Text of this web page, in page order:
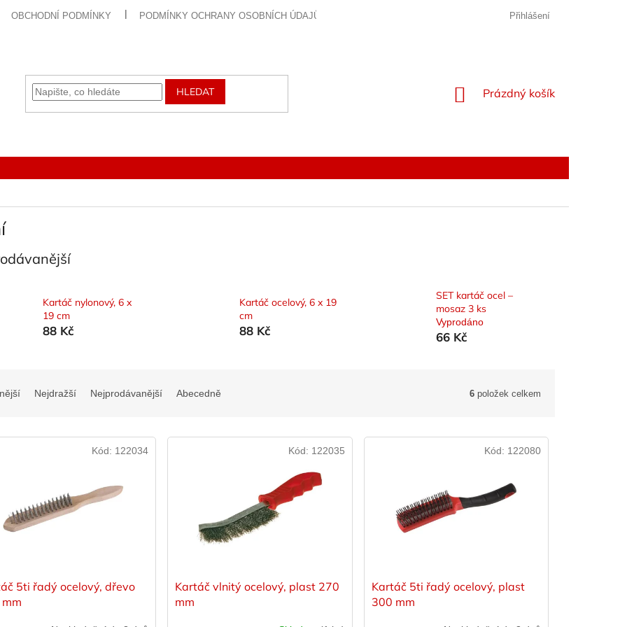
OBCHODNÍ PODMÍNKY PODMÍNKY OCHRANY OSOBNÍCH ÚDAJŮ Přihlášení
HLEDAT
NÁKUPNÍ
Prázdný košík
Kartáč nylonový, 6 x
19 cm
88 Kč
Kartáč ocelový, 6 x 19
cm
88 Kč
SET kartáč ocel –
mosaz 3 ks
Vyprodáno
66 Kč
Nejdražší Nejprodávanější Abecedně 6 položek celkem
5ti řadý ocelový, dřevo
Kód: 122034
Kartáč vlnitý ocelový, plast 270
mm
Kód: 122035
Kartáč 5ti řadý ocelový, plast
300 mm
Kód: 122080